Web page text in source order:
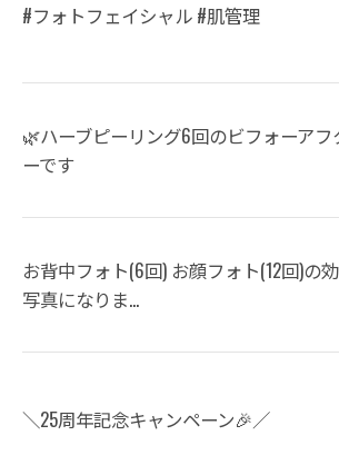
#フォトフェイシャル #肌管理
🌿ハーブピーリング6回のビフォーアフ
ーです
お背中フォト(6回) お顔フォト(12回)の
写真になりま...
＼25周年記念キャンペーン🎉／